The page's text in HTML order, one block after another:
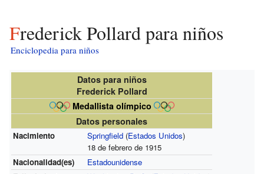
Frederick Pollard para niños
Enciclopedia para niños
Datos para niños
Frederick Pollard
Medallista olímpico
Datos personales
Nacimiento Springfield(Estados Unidos)
18 de febrero de 1915
Nacionalidad(es)
Estadounidense